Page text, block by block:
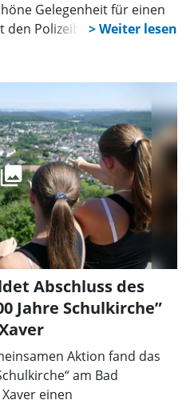
Gelegenheit für einen
den Polizeibeamtinnen und
Auch Innenminister
ab etwa 14 Uhr dabei
Abschluss des
Jahre Schulkirche”
Aktion fand das
am Bad
einen